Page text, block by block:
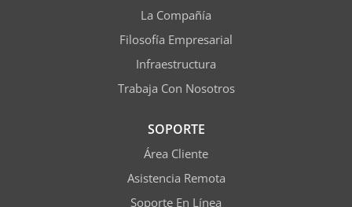
La Compañía
Filosofía Empresarial
Infraestructura
Trabaja Con Nosotros
SOPORTE
Área Cliente
Asistencia Remota
Soporte En Línea